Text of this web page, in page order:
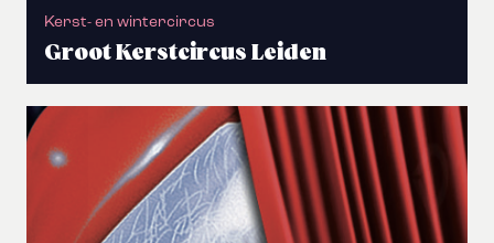
Kerst- en wintercircus
Groot Kerstcircus Leiden